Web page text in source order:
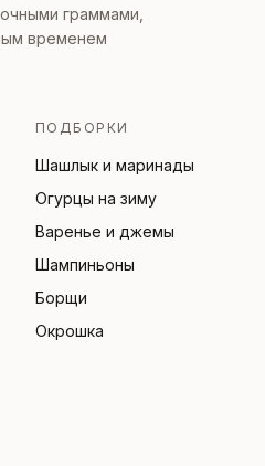
граммами,
временем
ПОДБОРКИ
Шашлык и маринады
Огурцы на зиму
Варенье и джемы
Шампиньоны
Борщи
Окрошка